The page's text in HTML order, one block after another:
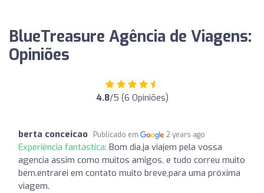
BlueTreasure Agência de Viagens:
Opiniões
4.8/5 (6 Opiniões)
berta conceicao Publicado em 2 years ago
Experiência fantástica: Bom dia,ja viajem pela vossa
agencia assim como muitos amigos, e tudo correu muito
bem.entrarei em contato muito breve,para uma próxima
viagem.